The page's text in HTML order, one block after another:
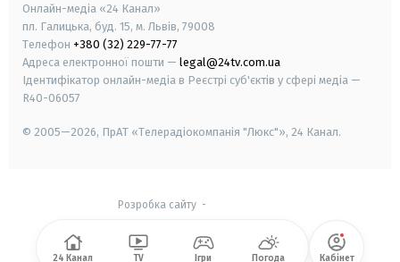
Онлайн-медіа «24 Канал»
пл. Галицька, буд. 15, м. Львів, 79008
Телефон +380 (32) 229-77-77
Адреса електронної пошти — legal@24tv.com.ua
Ідентифікатор онлайн-медіа в Реєстрі суб'єктів у сфері медіа —
R40-06057
© 2005—2026, ПрАТ «Телерадіокомпанія "Люкс"», 24 Канал.
Розробка сайту-
24 Канал TV Ігри Погода Кабінет